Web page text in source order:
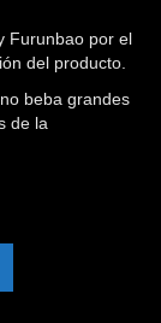
Furunbao por el
del producto.
beba grandes
de la